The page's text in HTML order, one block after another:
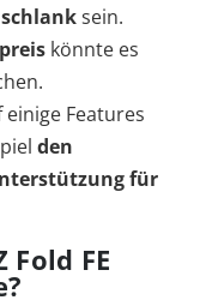
sein.
könnte es
Features
den
für
FE